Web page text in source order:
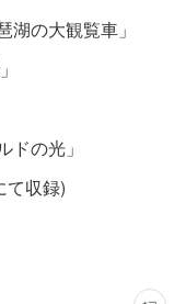
の大観覧車」
の光」
て収録)